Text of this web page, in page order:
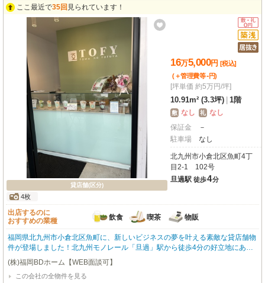
場所で、ぜひ成功への扉を開いてみませんか？
ここ最近で35回 見られています！
貸店舗(区分)
4枚
16万5,000円 [税込]
(＋管理費等-円)
[坪単価 約5万円/坪]
10.91m² (3.3坪) 1階
敷 なし 礼 なし
保証金
－
駐車場
なし
北九州市小倉北区魚町4丁
目2-1 102号
旦過駅 徒歩4分
出店するのに
おすすめの業種
飲食 喫茶 物販
福岡県北九州市小倉北区魚町に、新しいビジネスの夢を叶える素敵な貸店舗物
件が登場しました！北九州モノレール「旦過」駅から徒歩4分の好立地にある
「魚町4丁目店舗」は、2022年9月築の木造1階建て。約10.91m²のコンパクト
ながらも使いやすい空間は、飲食全般（重飲食含む）、喫茶・カフェ、小売・
物販など、多様な業種でご活用いただけます。初期費用を抑えたい方に嬉しい
(株)福岡BDホーム【WEB面談可】
この会社の全物件を見る